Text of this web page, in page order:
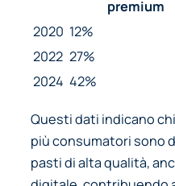
premium
2020 12%
2022 27%
2024 42%
Questi dati indicano
più consumatori sono
pasti di alta qualità,